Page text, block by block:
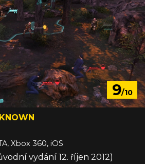
9/10
Xbox 360, iOS
vydání 12. říjen 2012)